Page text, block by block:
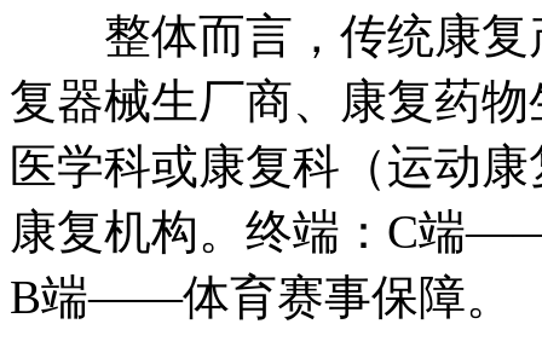
整体而言，传统康复
复器械生厂商、康复药
医学科或康复科（运动
康复机构。终端：C端
B端——体育赛事保障。